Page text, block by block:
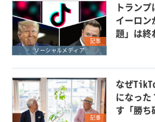
記事
ソーシャルメディア
トラン
イーロ
題」は終
記事
なぜ
になっ
す「勝ち